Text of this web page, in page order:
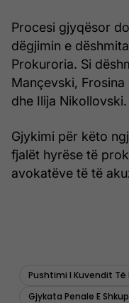
Procesi gjyqësor
dëgjimin e
Prokuroria. Si
Mançevski,
dhe Ilija Nikollovski.
Gjykimi për këto
fjalët hyrëse të
avokatëve të të
Pushtimi I Kuvendit Të
Gjykata Penale E